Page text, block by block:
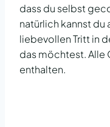
dass du selbst
natürlich kannst du
liebevollen Tritt in
das möchtest. Alle
enthalten.